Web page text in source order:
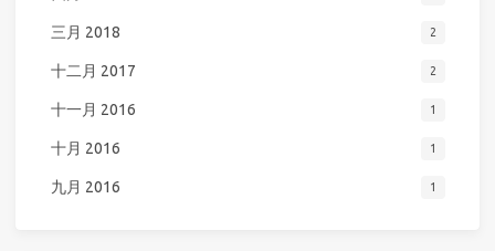
三月 2018 2
十二月 2017 2
十一月 2016 1
十月 2016 1
九月 2016 1